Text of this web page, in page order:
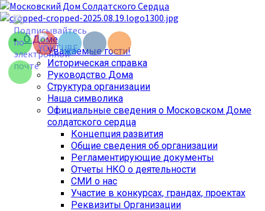
Перейти
к
содержимому
Основное
меню
О Доме
Уважаемые гости!
Историческая справка
Руководство Дома
Структура организации
Наша символика
Официальные сведения о Московском Доме
солдатского сердца
Концепция развития
Общие сведения об организации
Регламентирующие документы
Отчеты НКО о деятельности
СМИ о нас
Участие в конкурсах, грандах, проектах
Реквизиты Организации
Set Youtube
Channel ID
Set Youtube
Channel ID